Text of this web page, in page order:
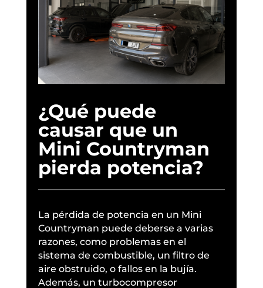
¿Qué puede
causar que un
Mini Countryman
pierda potencia?
La pérdida de potencia en un Mini
Countryman puede deberse a varias
razones, como problemas en el
sistema de combustible, un filtro de
aire obstruido, o fallos en la bujía.
Además, un turbocompresor